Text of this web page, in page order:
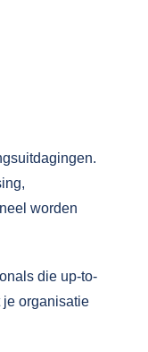
worden
die up-to-
je organisatie